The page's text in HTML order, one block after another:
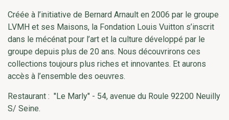
Créée à l’initiative de Bernard Arnault en 2006 par le groupe
LVMH et ses Maisons, la Fondation Louis Vuitton s’inscrit
dans le mécénat pour l’art et la culture développé par le
groupe depuis plus de 20 ans. Nous découvrirons ces
collections toujours plus riches et innovantes. Et aurons
accès à l’ensemble des oeuvres.
Restaurant : "Le Marly" - 54, avenue du Roule 92200 Neuilly
S/ Seine.